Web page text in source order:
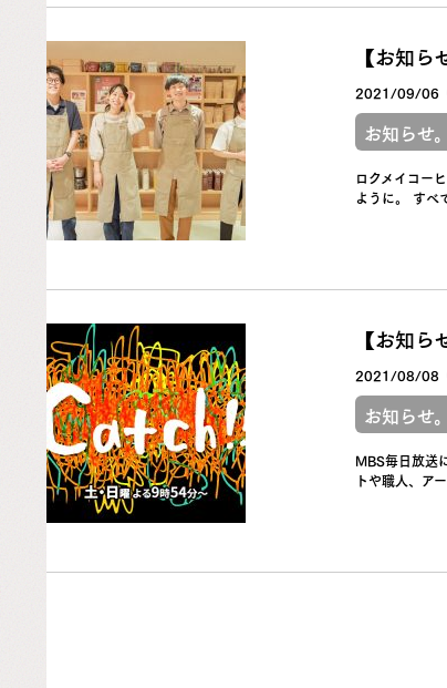
【お知
2021/09/06（
お知らせ。
ロクメイコー
ように。 すべ
【お知
2021/08/08（
お知らせ。
MBS毎日放送
トや職人、ア